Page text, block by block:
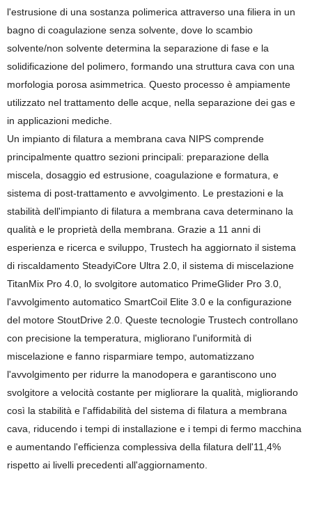
l'estrusione di una sostanza polimerica attraverso una filiera in un
bagno di coagulazione senza solvente, dove lo scambio
solvente/non solvente determina la separazione di fase e la
solidificazione del polimero, formando una struttura cava con una
morfologia porosa asimmetrica. Questo processo è ampiamente
utilizzato nel trattamento delle acque, nella separazione dei gas e
in applicazioni mediche.
Un impianto di filatura a membrana cava NIPS comprende
principalmente quattro sezioni principali: preparazione della
miscela, dosaggio ed estrusione, coagulazione e formatura, e
sistema di post-trattamento e avvolgimento. Le prestazioni e la
stabilità dell'impianto di filatura a membrana cava determinano la
qualità e le proprietà della membrana. Grazie a 11 anni di
esperienza e ricerca e sviluppo, Trustech ha aggiornato il sistema
di riscaldamento SteadyiCore Ultra 2.0, il sistema di miscelazione
TitanMix Pro 4.0, lo svolgitore automatico PrimeGlider Pro 3.0,
l'avvolgimento automatico SmartCoil Elite 3.0 e la configurazione
del motore StoutDrive 2.0. Queste tecnologie Trustech controllano
con precisione la temperatura, migliorano l'uniformità di
miscelazione e fanno risparmiare tempo, automatizzano
l'avvolgimento per ridurre la manodopera e garantiscono uno
svolgitore a velocità costante per migliorare la qualità, migliorando
così la stabilità e l'affidabilità del sistema di filatura a membrana
cava, riducendo i tempi di installazione e i tempi di fermo macchina
e aumentando l'efficienza complessiva della filatura dell'11,4%
rispetto ai livelli precedenti all'aggiornamento.